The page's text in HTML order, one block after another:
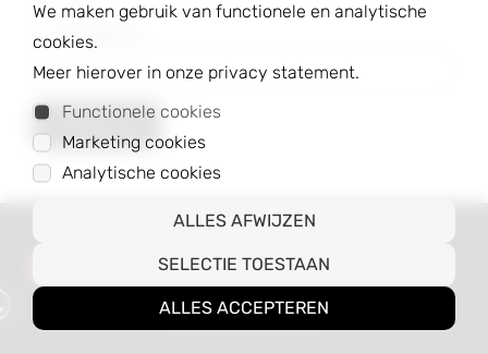
E-mailadres
Algemene voorwaardenPrivacybeleid
We maken gebruik van functionele en analytische
cookies.
Meer hierover in onze privacy statement.
Functionele cookies
Marketing cookies
Analytische cookies
ALLES AFWIJZEN
SELECTIE TOESTAAN
ALLES ACCEPTEREN